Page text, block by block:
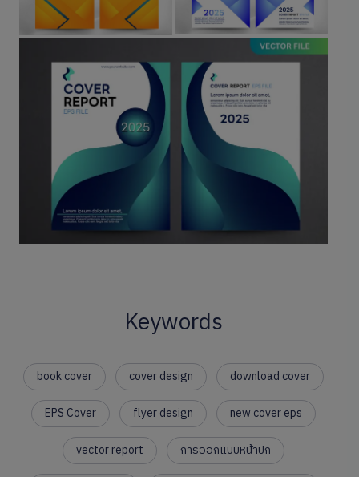
Keywords
book cover cover design
download cover
EPS Cover
flyer design
new cover eps
vector report
การออกแบบหน้าปก